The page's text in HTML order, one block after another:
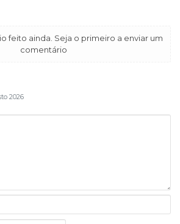
feito ainda. Seja o primeiro a enviar um
comentário
2026